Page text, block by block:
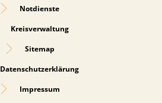
Notdienste
Kreisverwaltung
Sitemap
Datenschutzerklärung
Impressum